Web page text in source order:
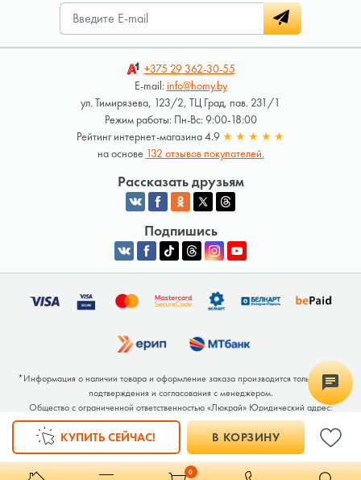
0
В КОРЗИНУ
КУПИТЬ СЕЙЧАС!
+375 29362-30-55
E-mail:info@homy.by
ул. Тимирязева, 123/2, ТЦ Град, пав. 231/1
Режим работы: Пн-Вс: 9:00-18:00
Рейтинг интернет-магазина 4.9 ★ ★ ★ ★ ★
на основе 132 отзывов покупателей.
Рассказать друзьям
Подпишись
*Информация о наличии товара и оформление заказа производится только после
подтверждения и согласования с менеджером.
Общество с ограниченной ответственностью «Люкрай» Юридический адрес:
220062, г. Минск, ул. Тимирязева, дом 123, корп. 2, оф. 367/2 Почтовый адрес:
220062, г. Минск, ул. Тимирязева, дом 123, корп. 2, оф. 367/2 УНП 691764371
Интернет-магазин зарегистрирован в Торговом реестре РБ под номером 768117 от
04.02.2026.